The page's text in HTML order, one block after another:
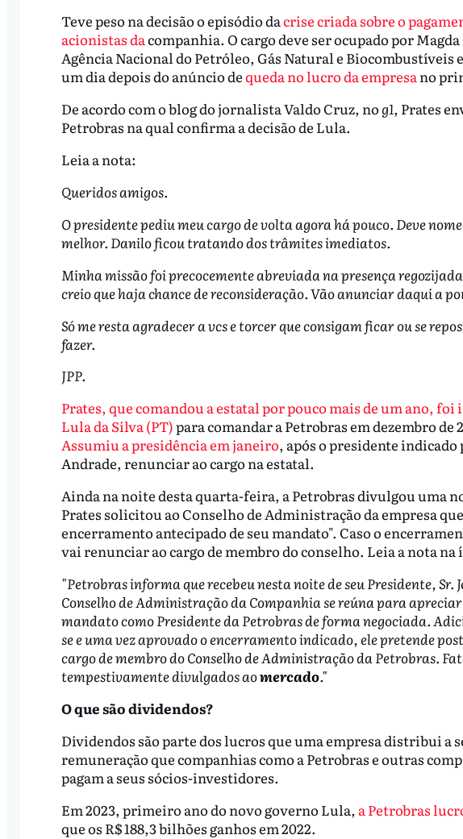
Teve peso na decisão o episódio dacrise criada sobre o
acionistas dacompanhia. O cargo deve ser ocupado por
Agência Nacional do Petróleo, Gás Natural e Biocombustíveis
um dia depois do anúncio dequeda no lucro da empresano
De acordo com o blog do jornalista Valdo Cruz, nog1, Prates
Petrobras na qual confirma a decisão de Lula.
Leia a nota:
Queridos amigos.
O presidente pediu meu cargo de volta agora há pouco. Deve
melhor. Danilo ficou tratando dos trâmites imediatos.
Minha missão foi precocemente abreviada na presença
creio que haja chance de reconsideração. Vão anunciar daqui a
Só me resta agradecer a vcs e torcer que consigam ficar ou se
fazer.
JPP.
Prates, que comandou a estatal por pouco mais de um ano,
Lula da Silva (PT)para comandar a Petrobras em dezembro de
Assumiu a presidência em janeiro, após o presidente indicado
Andrade, renunciar ao cargo na estatal.
Ainda na noite desta quarta-feira, a Petrobras divulgou uma
Prates solicitou ao Conselho de Administração da empresa
encerramento antecipado de seu mandato". Caso o
vai renunciar ao cargo de membro do conselho. Leia a nota na
"Petrobras informa que recebeu nesta noite de seu Presidente, Sr.
Conselho de Administração da Companhia se reúna para
mandato como Presidente da Petrobras de forma negociada.
se e uma vez aprovado o encerramento indicado, ele pretende
cargo de membro do Conselho de Administração da Petrobras.
tempestivamente divulgados aomercado."
O que são dividendos?
Dividendos são parte dos lucros que uma empresa distribui a
remuneração que companhias como a Petrobras e outras
pagam a seus sócios-investidores.
Em 2023, primeiro ano do novo governo Lula, a Petrobras
que os R$ 188,3 bilhões ganhos em 2022.